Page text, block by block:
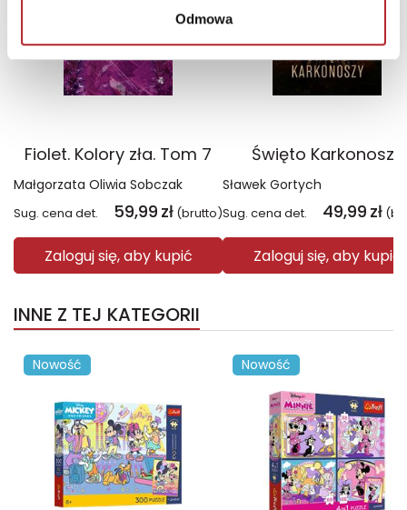
Odmowa
Fiolet. Kolory zła. Tom 7
Małgorzata Oliwia Sobczak
Sug. cena det. 59,99 zł (brutto)
Zaloguj się, aby kupić
Święto Karkonoszy
Sławek Gortych
Sug. cena det. 49,99 zł
Zaloguj się, aby kupić
INNE Z TEJ KATEGORII
Nowość Nowość